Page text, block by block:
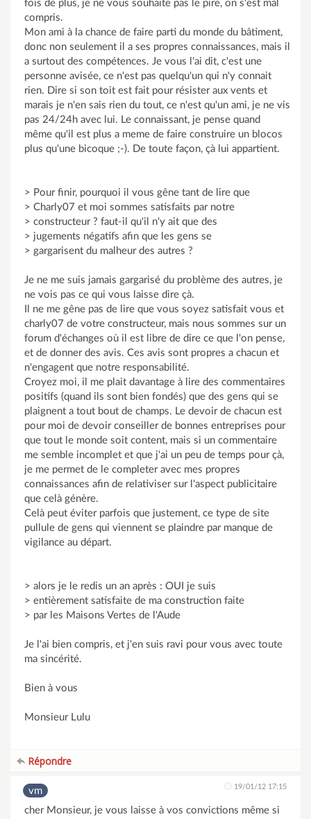
fois de plus, je ne vous souhaite pas le pire, on s'est mal
compris.
Mon ami à la chance de faire parti du monde du bâtiment,
donc non seulement il a ses propres connaissances, mais il
a surtout des compétences. Je vous l'ai dit, c'est une
personne avisée, ce n'est pas quelqu'un qui n'y connait
rien. Dire si son toit est fait pour résister aux vents et
marais je n'en sais rien du tout, ce n'est qu'un ami, je ne vis
pas 24/24h avec lui. Le connaissant, je pense quand
même qu'il est plus a meme de faire construire un blocos
plus qu'une bicoque ;-). De toute façon, çà lui appartient.
> Pour finir, pourquoi il vous gêne tant de lire que
> Charly07 et moi sommes satisfaits par notre
> constructeur ? faut-il qu'il n'y ait que des
> jugements négatifs afin que les gens se
> gargarisent du malheur des autres ?
Je ne me suis jamais gargarisé du problème des autres, je
ne vois pas ce qui vous laisse dire çà.
Il ne me gêne pas de lire que vous soyez satisfait vous et
charly07 de votre constructeur, mais nous sommes sur un
forum d'échanges où il est libre de dire ce que l'on pense,
et de donner des avis. Ces avis sont propres a chacun et
n'engagent que notre responsabilité.
Croyez moi, il me plait davantage à lire des commentaires
positifs (quand ils sont bien fondés) que des gens qui se
plaignent a tout bout de champs. Le devoir de chacun est
pour moi de devoir conseiller de bonnes entreprises pour
que tout le monde soit content, mais si un commentaire
me semble incomplet et que j'ai un peu de temps pour çà,
je me permet de le completer avec mes propres
connaissances afin de relativiser sur l'aspect publicitaire
que celà génère.
Celà peut éviter parfois que justement, ce type de site
pullule de gens qui viennent se plaindre par manque de
vigilance au départ.
> alors je le redis un an après : OUI je suis
> entièrement satisfaite de ma construction faite
> par les Maisons Vertes de l'Aude
Je l'ai bien compris, et j'en suis ravi pour vous avec toute
ma sincérité.
Bien à vous
Monsieur Lulu
Répondre
vm 19/01/12 17:15
cher Monsieur, je vous laisse à vos convictions même si